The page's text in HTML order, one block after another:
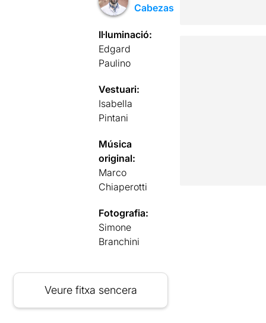
Cabezas
Il·luminació:
Edgard
Paulino
Vestuari:
Isabella
Pintani
Música
original:
Marco
Chiaperotti
Fotografia:
Simone
Branchini
Veure fitxa sencera